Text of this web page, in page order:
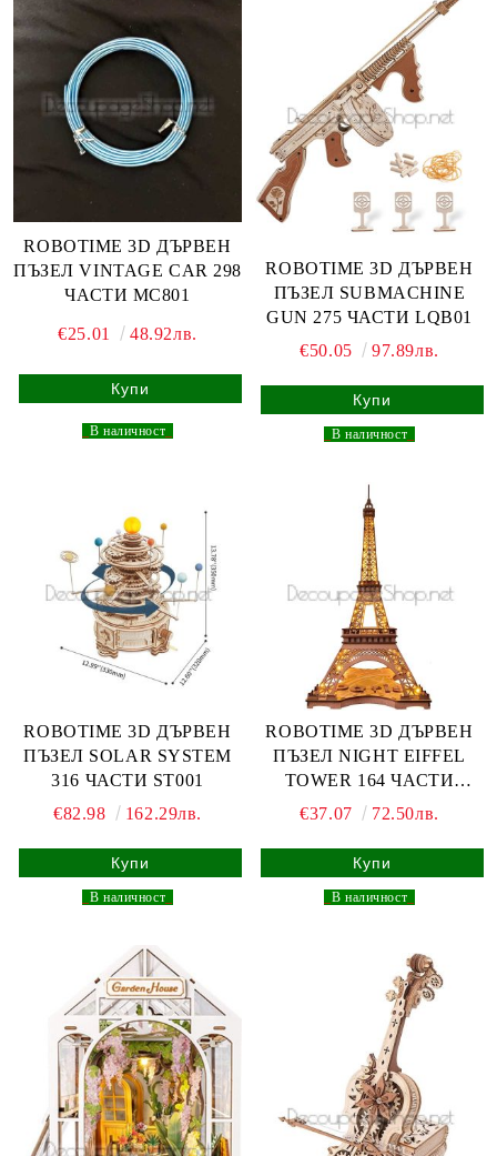
ROBOTIME 3D ДЪРВЕН
ПЪЗЕЛ VINTAGE CAR 298
ЧАСТИ MC801
€25.01 48.92лв.
В наличност
ROBOTIME 3D ДЪРВЕН
ПЪЗЕЛ SUBMACHINE
GUN 275 ЧАСТИ LQB01
€50.05
97.89лв.
В наличност
ROBOTIME 3D ДЪРВЕН
ПЪЗЕЛ SOLAR SYSTEM
316 ЧАСТИ ST001
€82.98
162.29лв.
В наличност
ROBOTIME 3D ДЪРВЕН
ПЪЗЕЛ NIGHT EIFFEL
TOWER 164 ЧАСТИ
TGL01
€37.07 72.50лв.
В наличност